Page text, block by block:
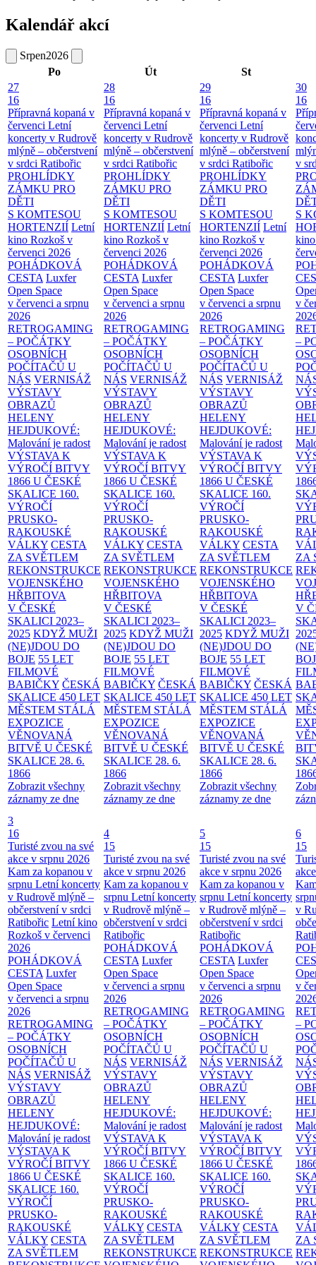
Kalendář akcí
Srpen2026
Po
Út
St
27
16
Přípravná kopaná v
červenci Letní
koncerty v Rudrově
mlýně – občerstvení
v srdci Ratibořic
PROHLÍDKY
ZÁMKU PRO
DĚTI
S KOMTESOU
HORTENZIÍ Letní
kino Rozkoš v
červenci 2026
POHÁDKOVÁ
CESTA Luxfer
Open Space
v červenci a srpnu
2026
RETROGAMING
– POČÁTKY
OSOBNÍCH
POČÍTAČŮ U
NÁS VERNISÁŽ
VÝSTAVY
OBRAZŮ
HELENY
HEJDUKOVÉ:
Malování je radost
VÝSTAVA K
VÝROČÍ BITVY
1866 U ČESKÉ
SKALICE 160.
VÝROČÍ
PRUSKO-
RAKOUSKÉ
VÁLKY CESTA
ZA SVĚTLEM
REKONSTRUKCE
VOJENSKÉHO
HŘBITOVA
V ČESKÉ
SKALICI 2023–
2025 KDYŽ MUŽI
(NE)JDOU DO
BOJE 55 LET
FILMOVÉ
BABIČKY ČESKÁ
SKALICE 450 LET
MĚSTEM STÁLÁ
EXPOZICE
VĚNOVANÁ
BITVĚ U ČESKÉ
SKALICE 28. 6.
1866
Zobrazit všechny
záznamy ze dne
28
16
Přípravná kopaná v
červenci Letní
koncerty v Rudrově
mlýně – občerstvení
v srdci Ratibořic
PROHLÍDKY
ZÁMKU PRO
DĚTI
S KOMTESOU
HORTENZIÍ Letní
kino Rozkoš v
červenci 2026
POHÁDKOVÁ
CESTA Luxfer
Open Space
v červenci a srpnu
2026
RETROGAMING
– POČÁTKY
OSOBNÍCH
POČÍTAČŮ U
NÁS VERNISÁŽ
VÝSTAVY
OBRAZŮ
HELENY
HEJDUKOVÉ:
Malování je radost
VÝSTAVA K
VÝROČÍ BITVY
1866 U ČESKÉ
SKALICE 160.
VÝROČÍ
PRUSKO-
RAKOUSKÉ
VÁLKY CESTA
ZA SVĚTLEM
REKONSTRUKCE
VOJENSKÉHO
HŘBITOVA
V ČESKÉ
SKALICI 2023–
2025 KDYŽ MUŽI
(NE)JDOU DO
BOJE 55 LET
FILMOVÉ
BABIČKY ČESKÁ
SKALICE 450 LET
MĚSTEM STÁLÁ
EXPOZICE
VĚNOVANÁ
BITVĚ U ČESKÉ
SKALICE 28. 6.
1866
Zobrazit všechny
záznamy ze dne
29
16
Přípravná kopaná v
červenci Letní
koncerty v Rudrově
mlýně – občerstvení
v srdci Ratibořic
PROHLÍDKY
ZÁMKU PRO
DĚTI
S KOMTESOU
HORTENZIÍ Letní
kino Rozkoš v
červenci 2026
POHÁDKOVÁ
CESTA Luxfer
Open Space
v červenci a srpnu
2026
RETROGAMING
– POČÁTKY
OSOBNÍCH
POČÍTAČŮ U
NÁS VERNISÁŽ
VÝSTAVY
OBRAZŮ
HELENY
HEJDUKOVÉ:
Malování je radost
VÝSTAVA K
VÝROČÍ BITVY
1866 U ČESKÉ
SKALICE 160.
VÝROČÍ
PRUSKO-
RAKOUSKÉ
VÁLKY CESTA
ZA SVĚTLEM
REKONSTRUKCE
VOJENSKÉHO
HŘBITOVA
V ČESKÉ
SKALICI 2023–
2025 KDYŽ MUŽI
(NE)JDOU DO
BOJE 55 LET
FILMOVÉ
BABIČKY ČESKÁ
SKALICE 450 LET
MĚSTEM STÁLÁ
EXPOZICE
VĚNOVANÁ
BITVĚ U ČESKÉ
SKALICE 28. 6.
1866
Zobrazit všechny
záznamy ze dne
30
16
v
S
v
–
ZA
V
3
16
Turisté zvou na své
akce v srpnu 2026
Kam za kopanou v
srpnu Letní koncerty
v Rudrově mlýně –
občerstvení v srdci
Ratibořic Letní kino
Rozkoš v červenci
2026
POHÁDKOVÁ
CESTA Luxfer
Open Space
v červenci a srpnu
2026
RETROGAMING
– POČÁTKY
OSOBNÍCH
POČÍTAČŮ U
NÁS VERNISÁŽ
VÝSTAVY
OBRAZŮ
HELENY
HEJDUKOVÉ:
Malování je radost
VÝSTAVA K
VÝROČÍ BITVY
1866 U ČESKÉ
SKALICE 160.
VÝROČÍ
PRUSKO-
RAKOUSKÉ
VÁLKY CESTA
ZA SVĚTLEM
4
15
Turisté zvou na své
akce v srpnu 2026
Kam za kopanou v
srpnu Letní koncerty
v Rudrově mlýně –
občerstvení v srdci
Ratibořic
POHÁDKOVÁ
CESTA Luxfer
Open Space
v červenci a srpnu
2026
RETROGAMING
– POČÁTKY
OSOBNÍCH
POČÍTAČŮ U
NÁS VERNISÁŽ
VÝSTAVY
OBRAZŮ
HELENY
HEJDUKOVÉ:
Malování je radost
VÝSTAVA K
VÝROČÍ BITVY
1866 U ČESKÉ
SKALICE 160.
VÝROČÍ
PRUSKO-
RAKOUSKÉ
VÁLKY CESTA
ZA SVĚTLEM
REKONSTRUKCE
5
15
Turisté zvou na své
akce v srpnu 2026
Kam za kopanou v
srpnu Letní koncerty
v Rudrově mlýně –
občerstvení v srdci
Ratibořic
POHÁDKOVÁ
CESTA Luxfer
Open Space
v červenci a srpnu
2026
RETROGAMING
– POČÁTKY
OSOBNÍCH
POČÍTAČŮ U
NÁS VERNISÁŽ
VÝSTAVY
OBRAZŮ
HELENY
HEJDUKOVÉ:
Malování je radost
VÝSTAVA K
VÝROČÍ BITVY
1866 U ČESKÉ
SKALICE 160.
VÝROČÍ
PRUSKO-
RAKOUSKÉ
VÁLKY CESTA
ZA SVĚTLEM
REKONSTRUKCE
6
15
v
v
–
ZA